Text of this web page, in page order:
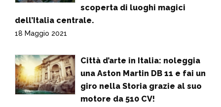
scoperta di luoghi magici
dell’Italia centrale.
18 Maggio 2021
Città d’arte in Italia: noleggia
una Aston Martin DB 11 e fai un
giro nella Storia grazie al suo
motore da 510 CV!